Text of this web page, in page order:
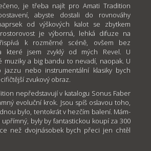
je třeba najít pro Amati Tradition
abyste dostali do rovnováhy
od výškových kalot se zbytkem
je výborná, lehká difuze na
k rozměrné scéně, ovšem bez
které jsem zvyklý od mých Revel. U
muziky a big bandu to nevadí, naopak. U
jazzu nebo instrumentální klasiky bych
zvukový obraz.
nepředstavují v katalogu Sonus Faber
evoluční krok. Jsou spíš oslavou toho,
bylo, tentokrát v hezčím balení. Mám-
byly by fantastickou koupí za 300
než dvojnásobek bych přeci jen chtěl